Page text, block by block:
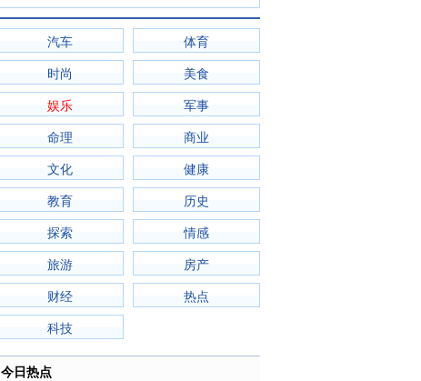
汽车 体育
时尚 美食
娱乐 军事
命理 商业
文化 健康
教育 历史
探索 情感
旅游 房产
财经 热点
科技
今日热点